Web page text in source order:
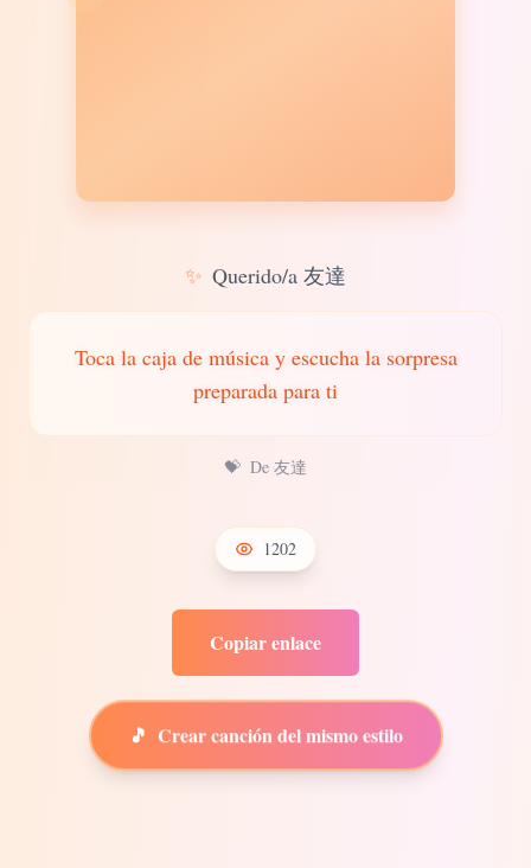
✨ Querido/a 友達
Toca la caja de música y escucha la sorpresa
preparada para ti
💝 De 友達
1202
Copiar enlace
🎵 Crear canción del mismo estilo